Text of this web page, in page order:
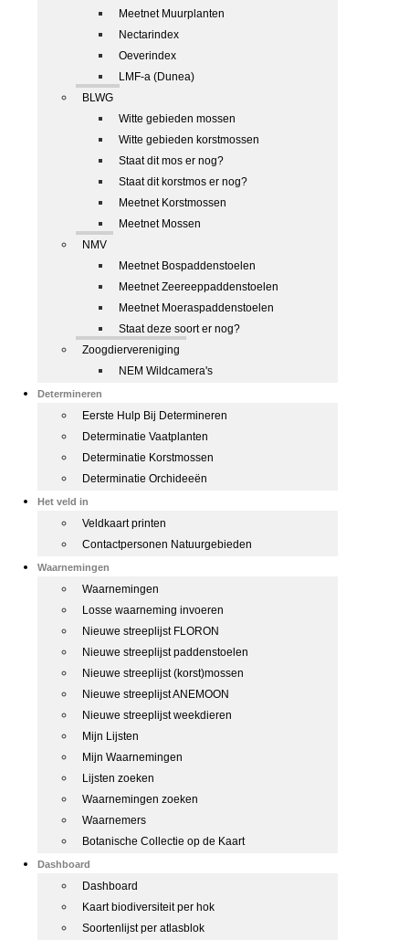
Meetnet Muurplanten
Nectarindex
Oeverindex
LMF-a (Dunea)
BLWG
Witte gebieden mossen
Witte gebieden korstmossen
Staat dit mos er nog?
Staat dit korstmos er nog?
Meetnet Korstmossen
Meetnet Mossen
NMV
Meetnet Bospaddenstoelen
Meetnet Zeereeppaddenstoelen
Meetnet Moeraspaddenstoelen
Staat deze soort er nog?
Zoogdiervereniging
NEM Wildcamera's
Determineren
Eerste Hulp Bij Determineren
Determinatie Vaatplanten
Determinatie Korstmossen
Determinatie Orchideeën
Het veld in
Veldkaart printen
Contactpersonen Natuurgebieden
Waarnemingen
Waarnemingen
Losse waarneming invoeren
Nieuwe streeplijst FLORON
Nieuwe streeplijst paddenstoelen
Nieuwe streeplijst (korst)mossen
Nieuwe streeplijst ANEMOON
Nieuwe streeplijst weekdieren
Mijn Lijsten
Mijn Waarnemingen
Lijsten zoeken
Waarnemingen zoeken
Waarnemers
Botanische Collectie op de Kaart
Dashboard
Dashboard
Kaart biodiversiteit per hok
Soortenlijst per atlasblok